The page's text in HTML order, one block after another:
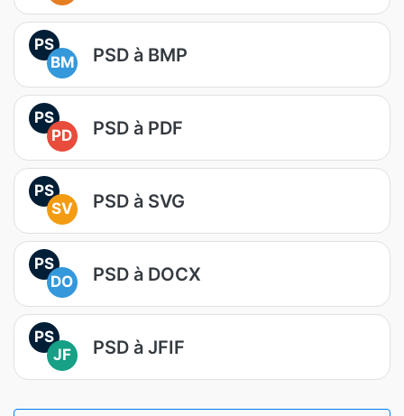
PS
BM
PSD à BMP
PS
PD
PSD à PDF
PS
SV
PSD à SVG
PS
DO
PSD à DOCX
PS
JF
PSD à JFIF